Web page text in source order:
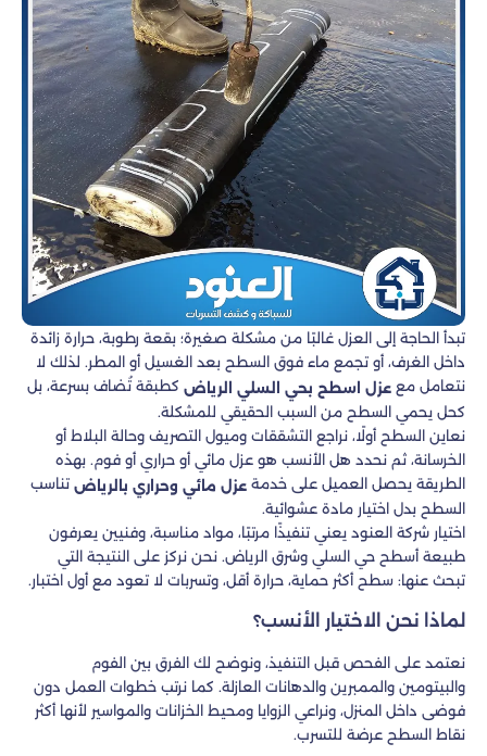
تبدأ الحاجة إلى العزل غالبًا من مشكلة صغيرة؛ بقعة رطوبة، حرارة زائدة
داخل الغرف، أو تجمع ماء فوق السطح بعد الغسيل أو المطر. لذلك لا
نتعامل مع عزل اسطح بحي السلي الرياض كطبقة تُضاف بسرعة، بل
كحل يحمي السطح من السبب الحقيقي للمشكلة.
نعاين السطح أولًا، نراجع التشققات وميول التصريف وحالة البلاط أو
الخرسانة، ثم نحدد هل الأنسب هو عزل مائي أو حراري أو فوم. بهذه
الطريقة يحصل العميل على خدمة عزل مائي وحراري بالرياض تناسب
السطح بدل اختيار مادة عشوائية.
اختيار شركة العنود يعني تنفيذًا مرتبًا، مواد مناسبة، وفنيين يعرفون
طبيعة أسطح حي السلي وشرق الرياض. نحن نركز على النتيجة التي
تبحث عنها: سطح أكثر حماية، حرارة أقل، وتسربات لا تعود مع أول اختبار.
لماذا نحن الاختيار الأنسب؟
نعتمد على الفحص قبل التنفيذ، ونوضح لك الفرق بين الفوم
والبيتومين والممبرين والدهانات العازلة. كما نرتب خطوات العمل دون
فوضى داخل المنزل، ونراعي الزوايا ومحيط الخزانات والمواسير لأنها أكثر
نقاط السطح عرضة للتسرب.